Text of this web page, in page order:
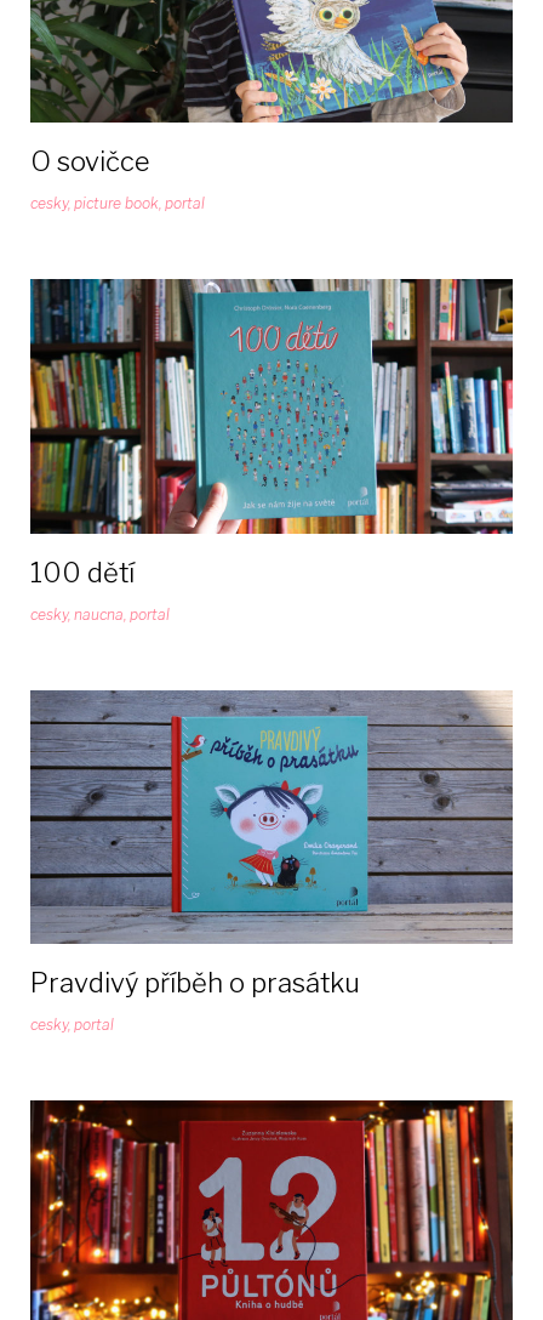
O sovičce
cesky, picture book, portal
100 dětí
cesky, naucna portal
Pravdivý příběh o prasátku
cesky, portal